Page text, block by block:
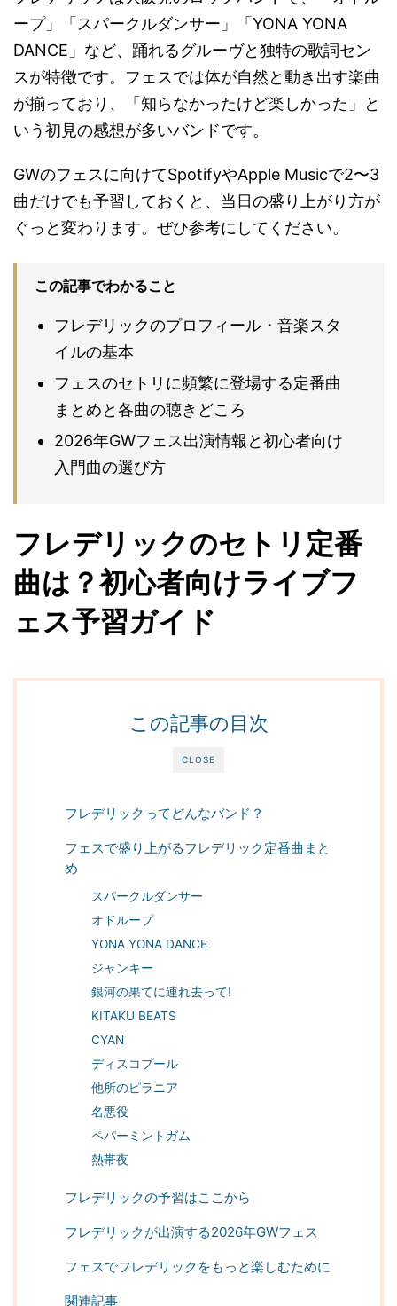
ープ」「スパークルダンサー」「YONA YONA
DANCE」など、踊れるグルーヴと独特の歌詞セン
スが特徴です。フェスでは体が自然と動き出す楽曲
が揃っており、「知らなかったけど楽しかった」と
いう初見の感想が多いバンドです。
GWのフェスに向けてSpotifyやApple Musicで2〜3
曲だけでも予習しておくと、当日の盛り上がり方が
ぐっと変わります。ぜひ参考にしてください。
この記事でわかること
フレデリックのプロフィール・音楽スタ
イルの基本
フェスのセトリに頻繁に登場する定番曲
まとめと各曲の聴きどころ
2026年GWフェス出演情報と初心者向け
入門曲の選び方
フレデリックのセトリ定番
曲は？初心者向けライブフ
ェス予習ガイド
CLOSE
この記事の目次
フレデリックってどんなバンド？
フェスで盛り上がるフレデリック定番曲まと
め
スパークルダンサー
オドループ
YONA YONA DANCE
ジャンキー
銀河の果てに連れ去って!
KITAKU BEATS
CYAN
ディスコプール
他所のピラニア
名悪役
ペパーミントガム
熱帯夜
フレデリックの予習はここから
フレデリックが出演する2026年GWフェス
フェスでフレデリックをもっと楽しむために
関連記事